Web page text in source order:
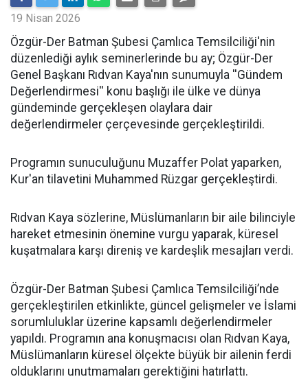
19 Nisan 2026
​Özgür-Der Batman Şubesi Çamlıca Temsilciliği'nin
düzenlediği aylık seminerlerinde bu ay; Özgür-Der
Genel Başkanı Rıdvan Kaya'nın sunumuyla ''Gündem
Değerlendirmesi'' konu başlığı ile ülke ve dünya
gündeminde gerçekleşen olaylara dair
değerlendirmeler çerçevesinde gerçekleştirildi.
Programın sunuculuğunu Muzaffer Polat yaparken,
Kur'an tilavetini Muhammed Rüzgar gerçekleştirdi.
Rıdvan Kaya sözlerine, Müslümanların bir aile bilinciyle
hareket etmesinin önemine vurgu yaparak, küresel
kuşatmalara karşı direniş ve kardeşlik mesajları verdi.
Özgür-Der Batman Şubesi Çamlıca Temsilciliği’nde
gerçekleştirilen etkinlikte, güncel gelişmeler ve İslami
sorumluluklar üzerine kapsamlı değerlendirmeler
yapıldı. Programın ana konuşmacısı olan Rıdvan Kaya,
Müslümanların küresel ölçekte büyük bir ailenin ferdi
olduklarını unutmamaları gerektiğini hatırlattı.